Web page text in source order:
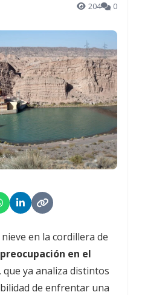
204 0
en la cordillera de
en el
, que ya analiza distintos
de enfrentar una